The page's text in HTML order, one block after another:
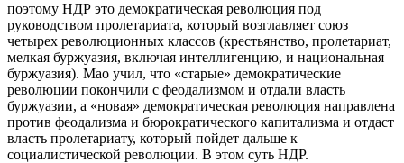
поэтому НДР это демократическая революция под
руководством пролетариата, который возглавляет союз
четырех революционных классов (крестьянство, пролетариат,
мелкая буржуазия, включая интеллигенцию, и национальная
буржуазия). Мао учил, что «старые» демократические
революции покончили с феодализмом и отдали власть
буржуазии, а «новая» демократическая революция направлена
против феодализма и бюрократического капитализма и отдаст
власть пролетариату, который пойдет дальше к
социалистической революции. В этом суть НДР.